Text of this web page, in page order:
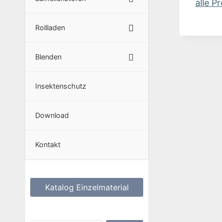
alle
Rollladen
Blenden
Insektenschutz
Download
Kontakt
Katalog Einzelmaterial